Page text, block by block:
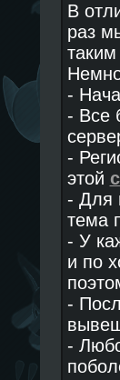
В
раз
-
- Все
-
этой
- Для
тема
- У
и по
-
-